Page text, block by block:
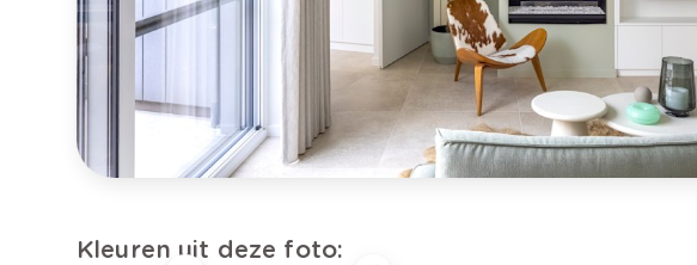
Kleuren uit deze foto: